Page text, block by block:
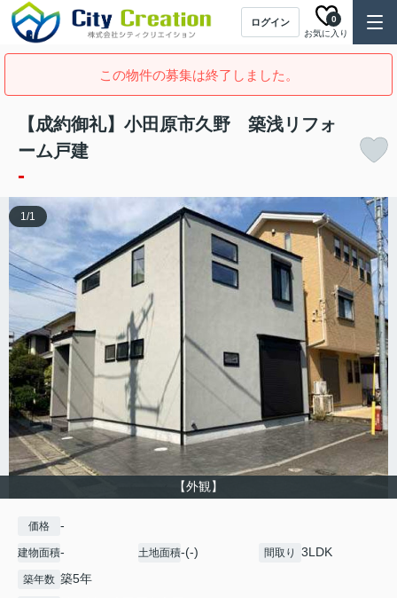
ログイン
お気に入り
0
この物件の募集は終了しました。
【成約御礼】小田原市久野 築浅リフォ
ーム戸建
-
【外観】
1/1
価格 -
建物面積- 土地面積-(-) 間取り 3LDK
築年数 築5年